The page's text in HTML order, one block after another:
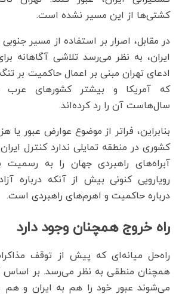
کشتی‌ها از این مسیر نشده است.
در مقابل، اصرار بر استفاده از مسیر
ایران، به نظر می‌رسد تلاشی آگاهانه
ادعای تهران مبنی بر اعمال حاکمیت بر
که آمریکا و بیشتر کشورهای عرب
سال‌هاست آن را رد کرده‌اند.
بنابراین، فراتر از موضوع عوارض عبور یا
کشوری در منطقه تمایلی ندارد کنترل
آبراه‌های راهبردی جهان را به رسمیت
رویارویی کنونی بیش از آنکه درباره
درباره حاکمیت و اهرم‌های راهبردی است.
راه خروج همچنان وجود دارد
راه‌حل میانه‌ای که پیش از توقف
همچنان منطقی به نظر می‌رسد. بر
می‌شوند عبور خود را هم به ایران و هم